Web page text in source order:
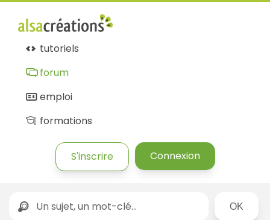
tutoriels
forum
emploi
formations
S'inscrire Connexion
Rechercher